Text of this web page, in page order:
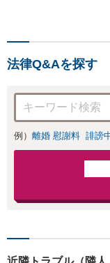
法律Q&Aを探す
例） 離婚 慰謝料 誹謗